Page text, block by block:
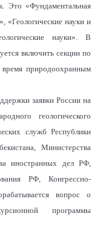
Это «Фундаментальная
«Геологические науки и
науки». В
включить секции по
время природоохранным
заявки России на
геологического
служб Республики
Министерства
иностранных дел РФ,
РФ, Конгрессно-
вопрос о
программы